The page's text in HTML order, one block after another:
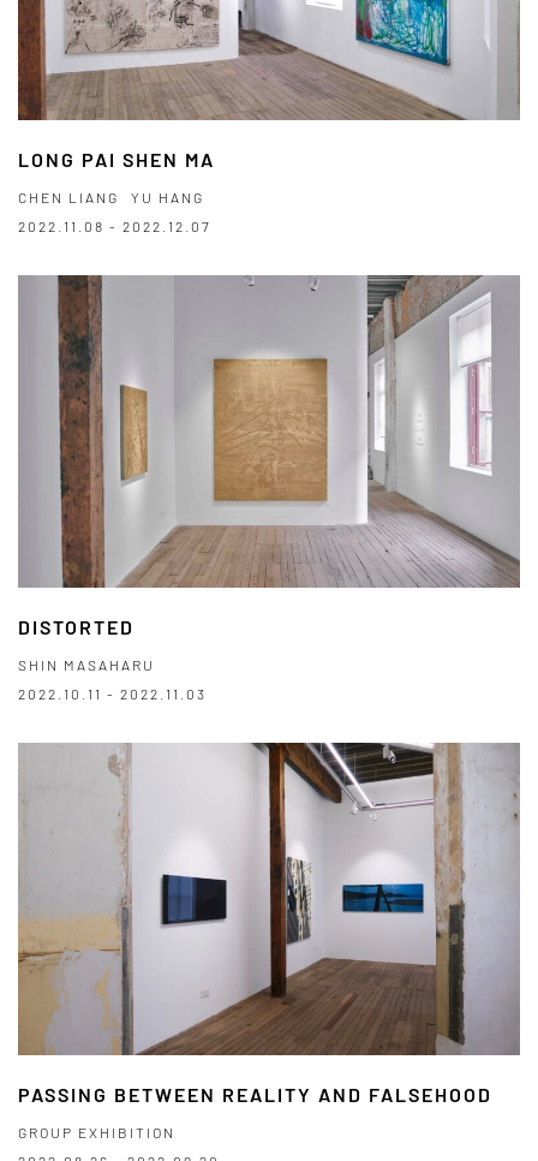
LONG PAI SHEN MA
CHEN LIANG
YU HANG
2022.11.08 - 2022.12.07
DISTORTED
SHIN MASAHARU
2022.10.11 - 2022.11.03
PASSING BETWEEN REALITY AND FALSEHOOD
GROUP EXHIBITION